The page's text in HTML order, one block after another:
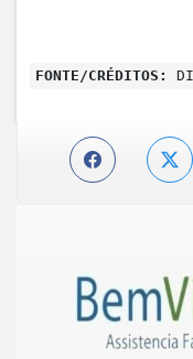
FONTE/CRÉDITOS: